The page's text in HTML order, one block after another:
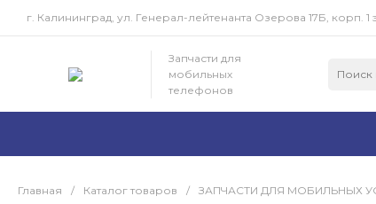
г. Калининград, ул. Генерал-лейтенанта Озерова 17Б, корп. 1
Запчасти для
мобильных
телефонов
Главная / Каталог товаров / ЗАПЧАСТИ ДЛЯ МОБИЛЬНЫХ